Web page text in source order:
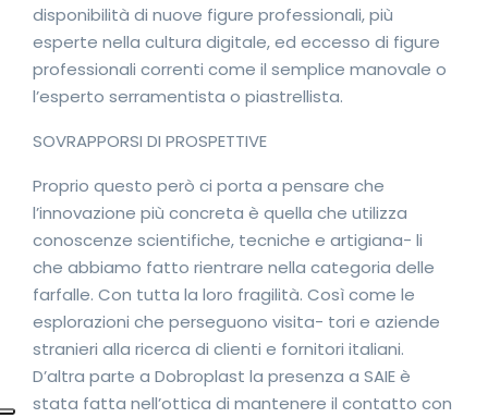
disponibilità di nuove figure professionali, più
esperte nella cultura digitale, ed eccesso di figure
professionali correnti come il semplice manovale o
l’esperto serramentista o piastrellista.
SOVRAPPORSI DI PROSPETTIVE
Proprio questo però ci porta a pensare che
l’innovazione più concreta è quella che utilizza
conoscenze scientifiche, tecniche e artigiana- li
che abbiamo fatto rientrare nella categoria delle
farfalle. Con tutta la loro fragilità. Così come le
esplorazioni che perseguono visita- tori e aziende
stranieri alla ricerca di clienti e fornitori italiani.
D’altra parte a Dobroplast la presenza a SAIE è
stata fatta nell’ottica di mantenere il contatto con